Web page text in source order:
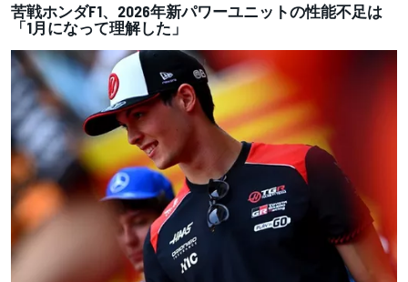
苦戦ホンダF1、2026年新パワーユニットの性能不足は
「1月になって理解した」